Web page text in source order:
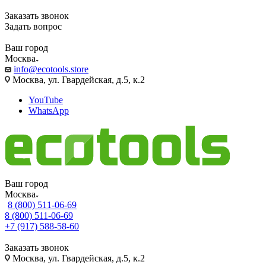
Заказать звонок
Задать вопрос
Ваш город
Москва
info@ecotools.store
Москва, ул. Гвардейская, д.5, к.2
YouTube
WhatsApp
Ваш город
Москва
8 (800) 511-06-69
8 (800) 511-06-69
+7 (917) 588-58-60
Заказать звонок
Москва, ул. Гвардейская, д.5, к.2